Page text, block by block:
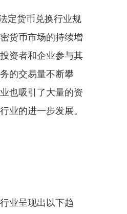
定货币兑换行业规
货币市场的持续增
资者和企业参与其
的交易量不断攀
也吸引了大量的资
业的进一步发展。
业呈现出以下趋